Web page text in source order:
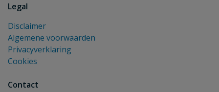
Legal
Disclaimer
Algemene voorwaarden
Privacyverklaring
Cookies
Contact